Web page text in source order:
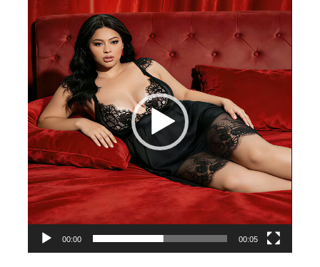
de
vídeo
00:00 00:05